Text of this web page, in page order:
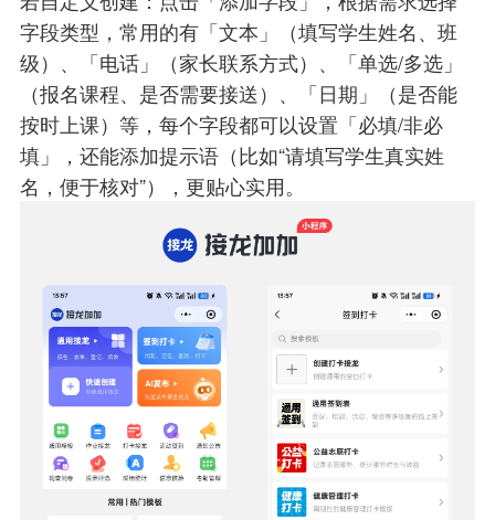
字段类型，常用的有「文本」（填写学生姓名、班
级）、「电话」（家长联系方式）、「单选/多选」
（报名课程、是否需要接送）、「日期」（是否能
按时上课）等，每个字段都可以设置「必填/非必
填」，还能添加提示语（比如“请填写学生真实姓
名，便于核对”），更贴心实用。